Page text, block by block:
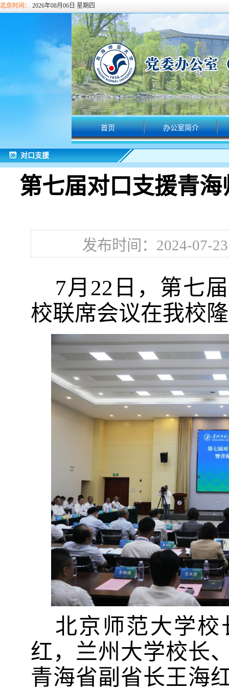
北京时间： 2026年08月06日 星期四
首页 办公室简介
对口支援
第七届对口支援青
发布时间：2024-07-23
7月22日，第七
校联席会议在我校
北京师范大学
红，兰州大学校长
青海省副省长王海